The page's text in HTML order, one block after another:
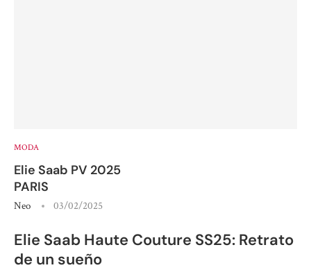
MODA
Elie Saab PV 2025
PARIS
Neo 03/02/2025
Elie Saab Haute Couture SS25: Retrato
de un sueño